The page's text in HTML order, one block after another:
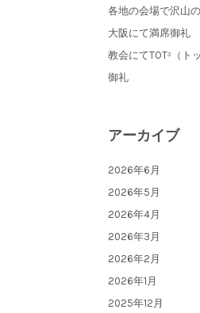
各地の会場で沢山
大阪にて満席御礼
教会にてTOT³（ト
御礼
アーカイブ
2026年6月
2026年5月
2026年4月
2026年3月
2026年2月
2026年1月
2025年12月